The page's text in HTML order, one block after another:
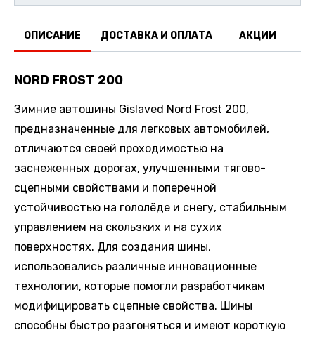
ОПИСАНИЕ ДОСТАВКА И ОПЛАТА АКЦИИ
NORD FROST 200
Зимние автошины Gislaved Nord Frost 200,
предназначенные для легковых автомобилей,
отличаются своей проходимостью на
заснеженных дорогах, улучшенными тягово-
сцепными свойствами и поперечной
устойчивостью на гололёде и снегу, стабильным
управлением на скользких и на сухих
поверхностях. Для создания шины,
использовались различные инновационные
технологии, которые помогли разработчикам
модифицировать сцепные свойства. Шины
способны быстро разгоняться и имеют короткую